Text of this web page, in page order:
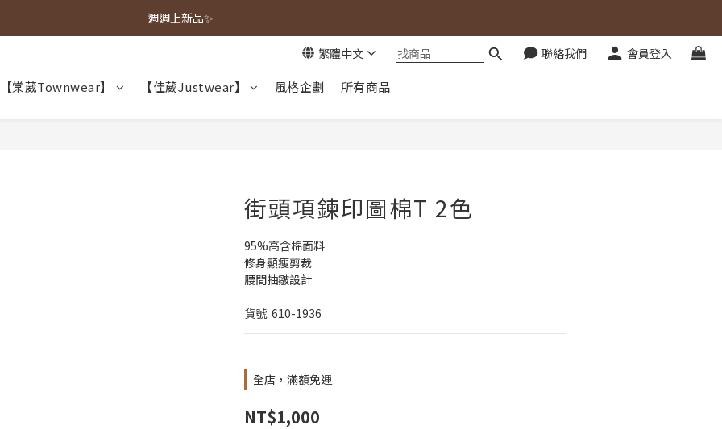
春夏新品上市🌿
週週上新品✨
繁體中文 聯絡我們 會員登入
【棠葳Townwear】 【佳葳Justwear】 風格企劃 所有商品
街頭項鍊印圖棉T 2色
95%高含棉面料
修身顯瘦剪裁
腰間抽皺設計
貨號  610-1936
全店，滿額免運
NT$1,000